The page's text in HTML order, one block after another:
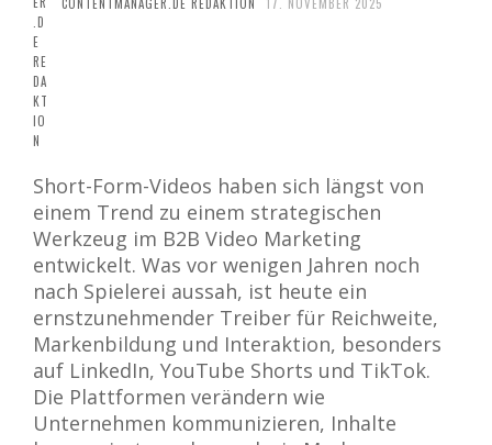
Short-Form-Videos haben sich längst von
einem Trend zu einem strategischen
Werkzeug im B2B Video Marketing
entwickelt. Was vor wenigen Jahren noch
nach Spielerei aussah, ist heute ein
ernstzunehmender Treiber für Reichweite,
Markenbildung und Interaktion, besonders
auf LinkedIn, YouTube Shorts und TikTok.
Die Plattformen verändern wie
Unternehmen kommunizieren, Inhalte